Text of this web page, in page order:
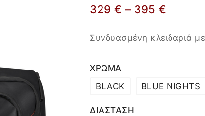
329 € – 395 €
Συνδυασμένη κλειδαριά
ΧΡΩΜΑ
BLACK
BLUE NIGHTS
ΔΙΑΣΤΑΣΗ